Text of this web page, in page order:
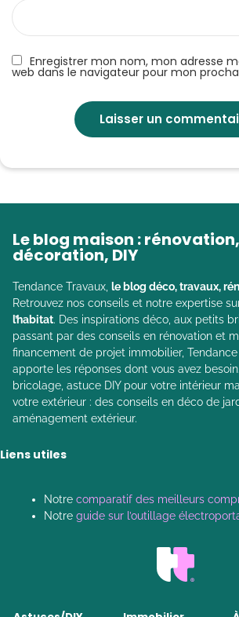
Enregistrer mon nom, mon adresse
web dans le navigateur pour mon
Le blog maison : rénovation,
décoration, DIY
Tendance Travaux, le blog déco, travaux,
Retrouvez nos conseils et notre expertise
l’habitat. Des inspirations déco, aux petits
passant par des conseils en rénovation et
financement de projet immobilier, Tendance
apporte les réponses dont vous avez
bricolage, astuce DIY pour votre intérieur
votre extérieur : des conseils en déco de
aménagement extérieur.
Liens utiles
Notre comparatif des meilleurs
Notre guide sur l’outillage